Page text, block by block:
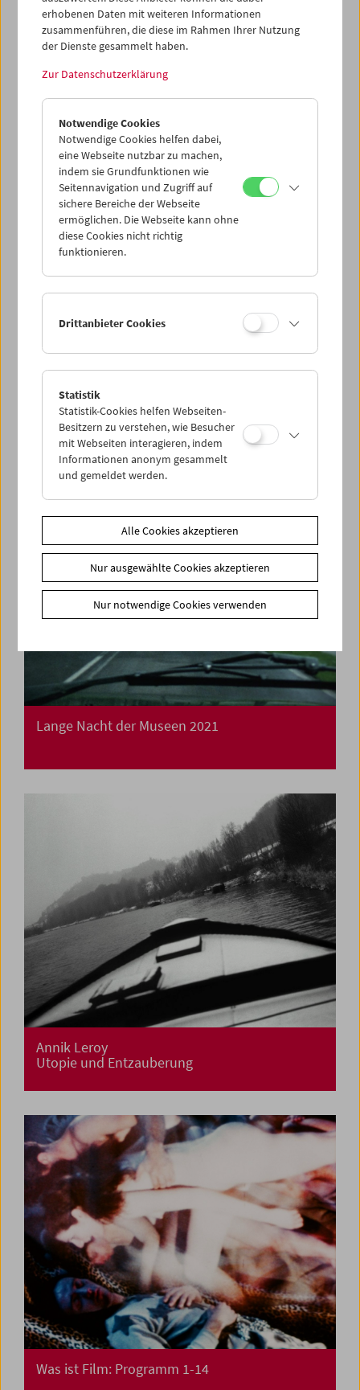
Collection on Screen: Positionen. Renate
Bertlmann, Tatjana Ivančić, Maria Lassnig
Felix Salten und das Kino
Lange Nacht der Museen 2021
Annik Leroy
Utopie und Entzauberung
Was ist Film: Programm 1-14
erhobenen Daten mit weiteren Informationen
zusammenführen, die diese im Rahmen Ihrer Nutzung
der Dienste gesammelt haben.
Zur Datenschutzerklärung
Notwendige Cookies
Notwendige Cookies helfen dabei,
eine Webseite nutzbar zu machen,
indem sie Grundfunktionen wie
Seitennavigation und Zugriff auf
sichere Bereiche der Webseite
ermöglichen. Die Webseite kann ohne
diese Cookies nicht richtig
funktionieren.
Drittanbieter Cookies
Statistik
Statistik-Cookies helfen Webseiten-
Besitzern zu verstehen, wie Besucher
mit Webseiten interagieren, indem
Informationen anonym gesammelt
und gemeldet werden.
Alle Cookies akzeptieren
Nur ausgewählte Cookies akzeptieren
Nur notwendige Cookies verwenden